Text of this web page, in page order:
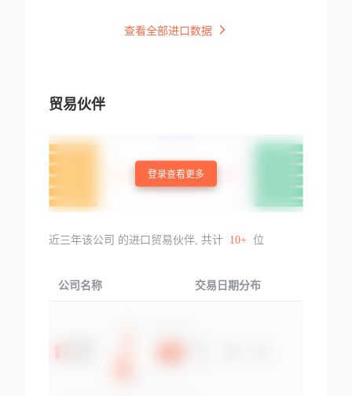
查看全部进口数据
贸易伙伴
登录查看更多
近三年该公司 的进口贸易伙伴, 共计 10+ 位
公司名称 交易日期分布